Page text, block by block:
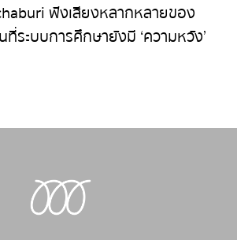
ฟังเสียงหลากหลายของ
ที่ระบบการศึกษายังมี ‘ความหวัง’